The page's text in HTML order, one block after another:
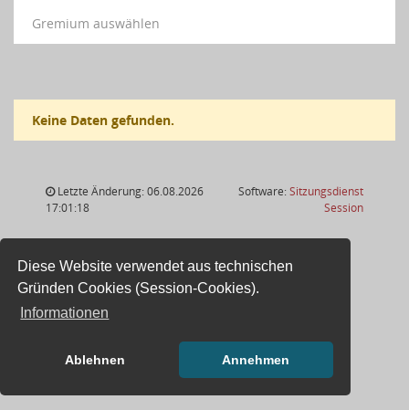
Diese Website verwendet aus technischen
Gründen Cookies (Session-Cookies).
Informationen
Ablehnen Annehmen
Gremium auswählen
Keine Daten gefunden.
Letzte Änderung: 06.08.2026
17:01:18
Software:Sitzungsdienst
Session(Wird in